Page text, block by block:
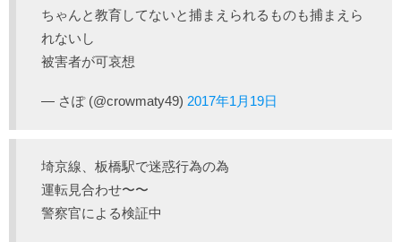
ちゃんと教育してないと捕まえられるものも捕まえら
れないし
被害者が可哀想
— さぽ (@crowmaty49) 2017年1月19日
埼京線、板橋駅で迷惑行為の為
運転見合わせ〜〜
警察官による検証中